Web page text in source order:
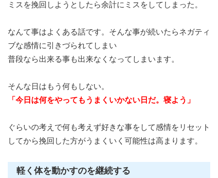
ミスを挽回しようとしたら余計にミスをしてしまった。
なんて事はよくある話です。そんな事が続いたらネガティ
ブな感情に引きづられてしまい
普段なら出来る事も出来なくなってしまいます。
そんな日はもう何もしない。
「今日は何をやってもうまくいかない日だ。寝よう」
ぐらいの考えで何も考えず好きな事をして感情をリセット
してから挽回した方がうまくいく可能性は高まります。
軽く体を動かすのを継続する